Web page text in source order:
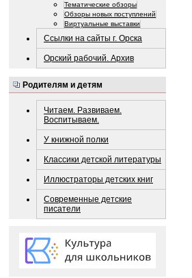
Тематические обзоры
Обзоры новых поступлений
Виртуальные выставки
Ссылки на сайты г. Орска
Орский рабочий. Архив
Родителям и детям
Читаем. Развиваем.
Воспитываем.
У книжной полки
Классики детской литературы
Иллюстраторы детских книг
Современные детские
писатели